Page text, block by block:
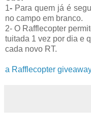
1- Para quem já é
no campo em branco.
2- O Rafflecopter
tuitada 1 vez por dia e
cada novo RT.
a Rafflecopter